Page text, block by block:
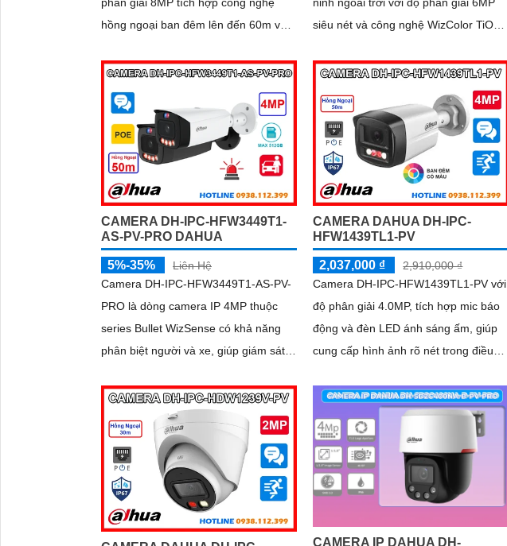
phân giải 8MP tích hợp công nghệ
hồng ngoại ban đêm lên đến 60m và
Camera hỗ trợ đếm người, nhận diện
khuôn mặt thông minh, chuẩn nén
POE, đạt tiêu chuẩn chống nước IP67,
phù hợp cho các khu vực giám sát
ngoài trời, hỗ trợ tính năng quản lý
chỗ đỗ xe hiệu quả cho các bãi giữ xe
ninh ngoài trời với độ phân giải 6MP
siêu nét và công nghệ WizColor TiOC
hợp trí tuệ nhân tạo AI giúp phân biệt
chính xác người và phương tiện hỗ trợ
đàm thoại hai chiều, ghi hình linh hoạt
với khe thẻ nhớ lên đến 512GB
CAMERA DH-IPC-HFW3449T1-
AS-PV-PRO DAHUA
5%-35%
Liên Hệ
Camera DH-IPC-HFW3449T1-AS-PV-
PRO là dòng camera IP 4MP thuộc
series Bullet WizSense có khả năng
phân biệt người và xe, giúp giám sát
loa và khe thẻ nhớ lên đến 512GB hỗ
trợ cảnh báo chủ động với loa và đèn
báo xanh đỏ
CAMERA DAHUA DH-IPC-
HFW1439TL1-PV
2,037,000 ₫
2,910,000 ₫
Camera DH-IPC-HFW1439TL1-PV với
độ phân giải 4.0MP, tích hợp mic báo
động và đèn LED ánh sáng ấm, giúp
cung cấp hình ảnh rõ nét trong điều
CAMERA IP DAHUA DH-